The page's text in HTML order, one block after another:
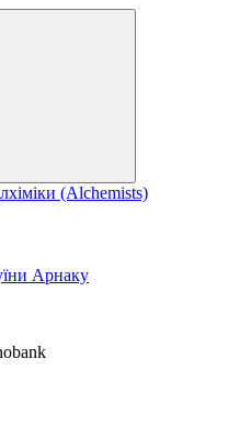
(Alchemists)